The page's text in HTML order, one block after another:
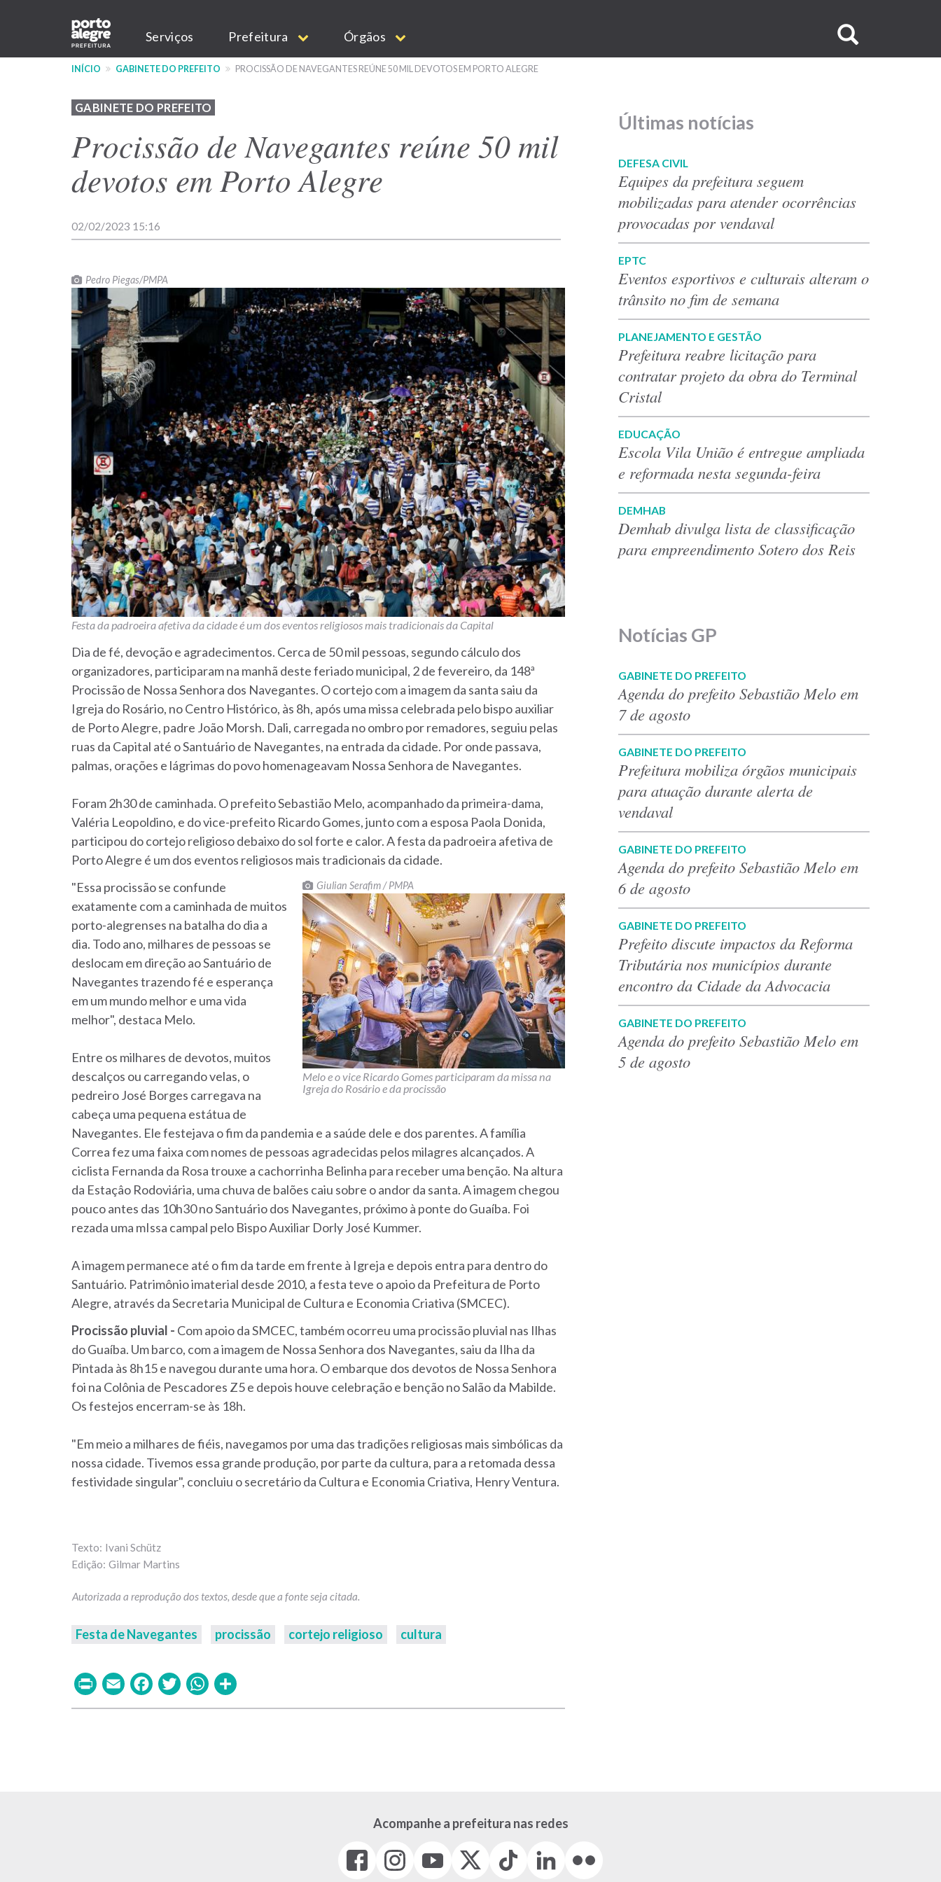
conteúdo
Main
navigation
Serviços Prefeitura Órgãos
no
INÍCIO GABINETE DO PREFEITO PROCISSÃO DE NAVEGANTES REÚNE 50 MIL DEVOTOS EM PORTO ALEGRE
GABINETE DO PREFEITO
Procissão de Navegantes reúne 50 mil
devotos em Porto Alegre
02/02/2023 15:16
Pedro Piegas/PMPA
Festa da padroeira afetiva da cidade é um dos eventos religiosos mais tradicionais da Capital
Dia de fé, devoção e agradecimentos. Cerca de 50 mil pessoas, segundo cálculo dos
organizadores, participaram na manhã deste feriado municipal, 2 de fevereiro, da 148ª
Procissão de Nossa Senhora dos Navegantes. O cortejo com a imagem da santa saiu da
Igreja do Rosário, no Centro Histórico, às 8h, após uma missa celebrada pelo bispo auxiliar
de Porto Alegre, padre João Morsh. Dali, carregada no ombro por remadores, seguiu pelas
ruas da Capital até o Santuário de Navegantes, na entrada da cidade. Por onde passava,
palmas, orações e lágrimas do povo homenageavam Nossa Senhora de Navegantes.
Foram 2h30 de caminhada. O prefeito Sebastião Melo, acompanhado da primeira-dama,
Valéria Leopoldino, e do vice-prefeito Ricardo Gomes, junto com a esposa Paola Donida,
participou do cortejo religioso debaixo do sol forte e calor. A festa da padroeira afetiva de
Porto Alegre é um dos eventos religiosos mais tradicionais da cidade.
Giulian Serafim / PMPA
Melo e o vice Ricardo Gomes participaram da missa na
Igreja do Rosário e da procissão
"Essa procissão se confunde
exatamente com a caminhada de muitos
porto-alegrenses na batalha do dia a
dia. Todo ano, milhares de pessoas se
deslocam em direção ao Santuário de
Navegantes trazendo fé e esperança
em um mundo melhor e uma vida
melhor", destaca Melo.
Entre os milhares de devotos, muitos
descalços ou carregando velas, o
pedreiro José Borges carregava na
cabeça uma pequena estátua de
Navegantes. Ele festejava o fim da pandemia e a saúde dele e dos parentes. A família
Correa fez uma faixa com nomes de pessoas agradecidas pelos milagres alcançados. A
ciclista Fernanda da Rosa trouxe a cachorrinha Belinha para receber uma benção. Na altura
da Estaçâo Rodoviária, uma chuva de balões caiu sobre o andor da santa. A imagem chegou
pouco antes das 10h30 no Santuário dos Navegantes, próximo à ponte do Guaíba. Foi
rezada uma mIssa campal pelo Bispo Auxiliar Dorly José Kummer.
A imagem permanece até o fim da tarde em frente à Igreja e depois entra para dentro do
Santuário. Patrimônio imaterial desde 2010, a festa teve o apoio da Prefeitura de Porto
Alegre, através da Secretaria Municipal de Cultura e Economia Criativa (SMCEC).
Procissão pluvial - Com apoio da SMCEC, também ocorreu uma procissão pluvial nas Ilhas
do Guaíba. Um barco, com a imagem de Nossa Senhora dos Navegantes, saiu da Ilha da
Pintada às 8h15 e navegou durante uma hora. O embarque dos devotos de Nossa Senhora
foi na Colônia de Pescadores Z5 e depois houve celebração e benção no Salão da Mabilde.
Os festejos encerram-se às 18h.
"Em meio a milhares de fiéis, navegamos por uma das tradições religiosas mais simbólicas da
nossa cidade. Tivemos essa grande produção, por parte da cultura, para a retomada dessa
festividade singular", concluiu o secretário da Cultura e Economia Criativa, Henry Ventura.
Ivani Schütz
Gilmar Martins
Festa de Navegantes procissão cortejo religioso cultura
PrintEmailFacebook
TwitterWhatsApp
Últimas notícias
DEFESA CIVIL
Equipes da prefeitura seguem
mobilizadas para atender ocorrências
provocadas por vendaval
EPTC
Eventos esportivos e culturais alteram o
trânsito no fim de semana
PLANEJAMENTO E GESTÃO
Prefeitura reabre licitação para
contratar projeto da obra do Terminal
Cristal
EDUCAÇÃO
Escola Vila União é entregue ampliada
e reformada nesta segunda-feira
DEMHAB
Demhab divulga lista de classificação
para empreendimento Sotero dos Reis
Notícias GP
GABINETE DO PREFEITO
Agenda do prefeito Sebastião Melo em
7 de agosto
GABINETE DO PREFEITO
Prefeitura mobiliza órgãos municipais
para atuação durante alerta de
vendaval
GABINETE DO PREFEITO
Agenda do prefeito Sebastião Melo em
6 de agosto
GABINETE DO PREFEITO
Prefeito discute impactos da Reforma
Tributária nos municípios durante
encontro da Cidade da Advocacia
GABINETE DO PREFEITO
Agenda do prefeito Sebastião Melo em
5 de agosto
Acompanhe a prefeitura nas redes
Facebook
(link
Instagram
(link
(link
(Antigo
Tiktok
(link
LinkedIn
(link
(link